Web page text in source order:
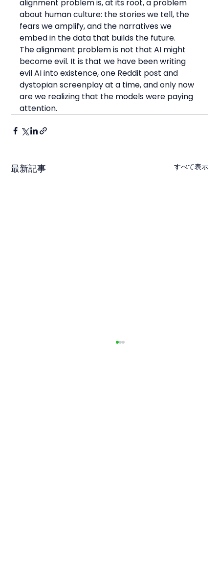
alignment problem is, at its root, a problem
about human culture: the stories we tell, the
fears we amplify, and the narratives we
embed in the data that builds the future.
The alignment problem is not that AI might
become evil. It is that we have been writing
evil AI into existence, one Reddit post and
dystopian screenplay at a time, and only now
are we realizing that the models were paying
attention.
最新記事 すべて表示